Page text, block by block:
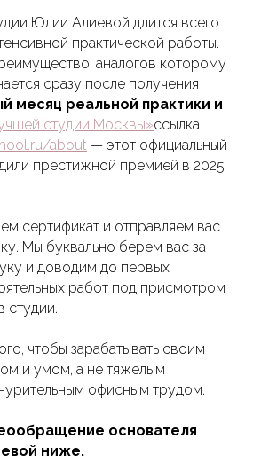
Юлии Алиевой длится всего
практической работы.
аналогов которому
сразу после получения
месяц реальной практики и
студии Москвы»ссылка
about — этот официальный
престижной премией в 2025
сертификат и отправляем вас
Мы буквально берем вас за
и доводим до первых
работ под присмотром
студии.
чтобы зарабатывать своим
и умом, а не тяжелым
офисным трудом.
основателя
ниже.